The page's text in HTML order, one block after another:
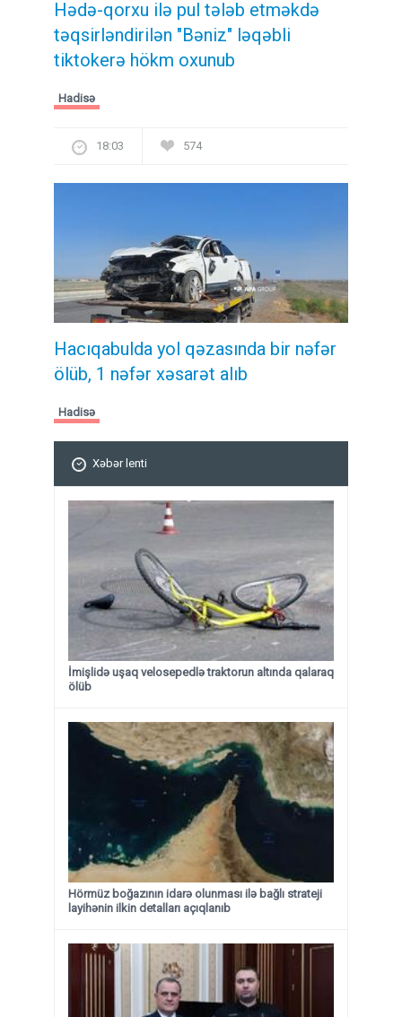
Hədə-qorxu ilə pul tələb etməkdə
təqsirləndirilən "Bəniz" ləqəbli
tiktokerə hökm oxunub
Hadisə
18:03 574
Hacıqabulda yol qəzasında bir nəfər
ölüb, 1 nəfər xəsarət alıb
Hadisə
Xəbər lenti
İmişlidə uşaq velosepedlə traktorun altında qalaraq
ölüb
Hörmüz boğazının idarə olunması ilə bağlı strateji
layihənin ilkin detalları açıqlanıb